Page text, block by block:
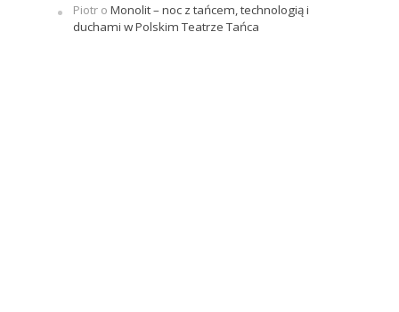
Piotro Monolit – noc z tańcem, technologią i
duchami w Polskim Teatrze Tańca